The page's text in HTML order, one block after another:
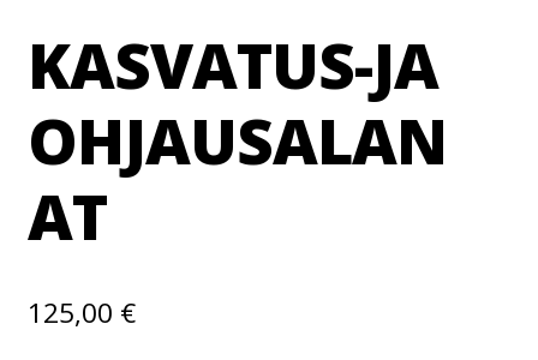
KASVATUS-JA
OHJAUSALAN
AT
125,00 €